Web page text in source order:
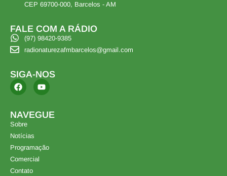
CEP 69700-000, Barcelos - AM
FALE COM A RÁDIO
(97) 98420-9385
radionaturezafmbarcelos@gmail.com
SIGA-NOS
NAVEGUE
Sobre
Notícias
Programação
Comercial
Contato